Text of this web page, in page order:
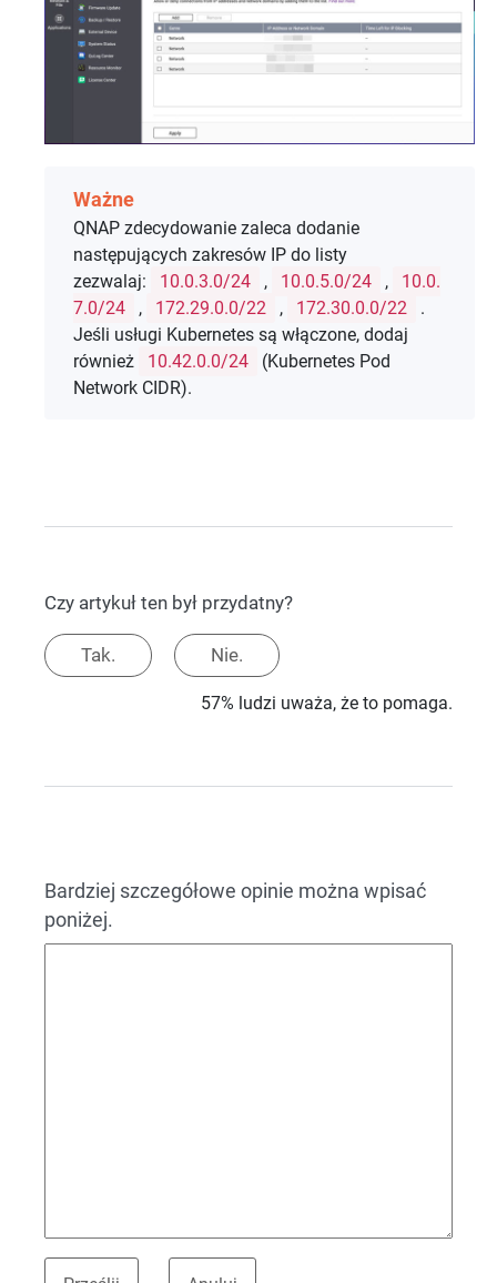
Ważne
QNAP zdecydowanie zaleca dodanie
następujących zakresów IP do listy
zezwalaj:
10.0.3.0/24 , 10.0.5.0/24 ,
10.0.
7.0/24
, 172.29.0.0/22 , 172.30.0.0/22
.
Jeśli usługi Kubernetes są włączone, dodaj
również
10.42.0.0/24
(Kubernetes Pod
Network CIDR).
Czy artykuł ten był przydatny?
Tak. Nie.
57% ludzi uważa, że to pomaga.
Bardziej szczegółowe opinie można wpisać
poniżej.